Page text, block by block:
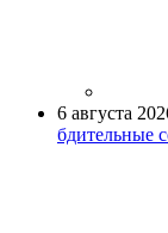
6 августа
бдительные